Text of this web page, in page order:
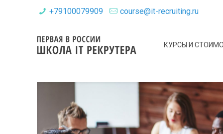
+79100079909 course@it-recruiting.ru
КУРСЫ И